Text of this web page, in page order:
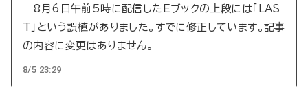
8月6日午前5時に配信したEブックの上段には「LAS
T」という誤植がありました。すでに修正しています。記事
の内容に変更はありません。
8/5 23:29